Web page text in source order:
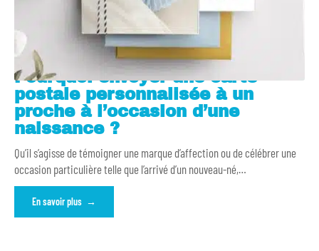
Pourquoi envoyer une carte
postale personnalisée à un
proche à l’occasion d’une
naissance ?
Qu’il s’agisse de témoigner une marque d’affection ou de célébrer une
occasion particulière telle que l’arrivé d’un nouveau-né,…
En savoir plus